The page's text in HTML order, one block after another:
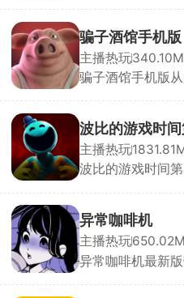
在这个弱肉强食
败更多的小虫子
自己的专属虫族
王，带领你的虫
骗子酒馆手机版
主播热玩340.10M
骗子酒馆手机版
理博弈战。当你
能成为真正的胜
有线索进行推理
行为，同时也要
波比的游戏时
主播热玩
波比的游戏时间
拼线索一边回头
物，解开各种谜
到逃生的出口。
异常咖啡机
主播热玩650.02M
异常咖啡机最新